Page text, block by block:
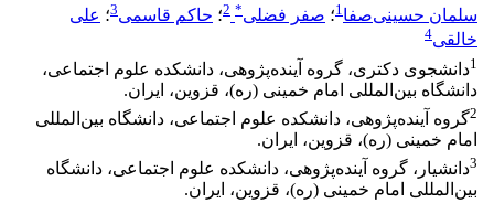
سلمان حسینی‌صفا1؛ صفر فضلی*
2؛ حاکم قاسمی3؛ علی
خالقی4
1دانشجوی دکتری، گروه آینده‌پژوهی، دانشکده علوم اجتماعی،
دانشگاه بین‌المللی امام خمینی (ره)، قزوین، ایران.
2گروه آینده‌پژوهی، دانشکده علوم اجتماعی، دانشگاه بین‌المللی
امام خمینی (ره)، قزوین، ایران.
3دانشیار، گروه آینده‌پژوهی، دانشکده علوم اجتماعی، دانشگاه
بین‌المللی امام خمینی (ره)، قزوین، ایران.